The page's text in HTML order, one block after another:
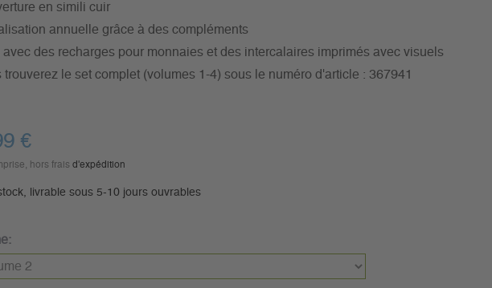
en simili cuir
annuelle grâce à des compléments
avec des recharges pour monnaies et des intercalaires imprimés avec visuels
trouverez le set complet (volumes 1-4) sous le numéro d'article : 367941
€
hors frais d'expédition
livrable sous 5-10 jours ouvrables